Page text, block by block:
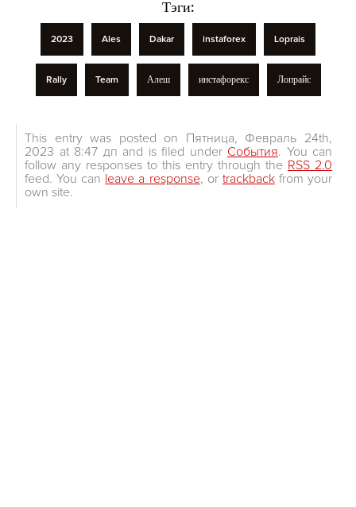
Тэги:
2023 Ales Dakar instaforex Loprais
Rally Team Алеш инстафорекс Лопрайс
This entry was posted on Пятница, Февраль 24th,
2023 at 8:47 дп and is filed under События. You can
follow any responses to this entry through the RSS 2.0
feed. You can leave a response, or trackbackfrom your
own site.